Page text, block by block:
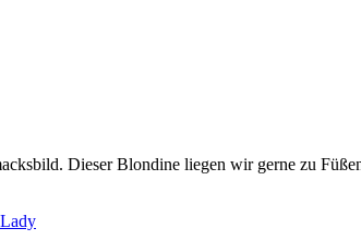
Dieser Blondine liegen wir gerne zu